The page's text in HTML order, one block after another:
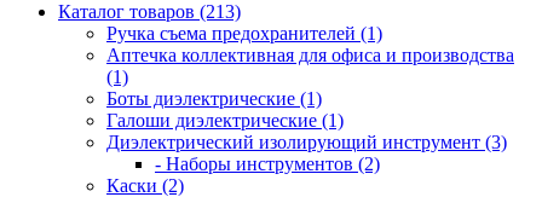
Каталог товаров (213)
Ручка съема предохранителей (1)
Аптечка коллективная для офиса и производства
(1)
Боты диэлектрические (1)
Галоши диэлектрические (1)
Диэлектрический изолирующий инструмент (3)
- Наборы инструментов (2)
Каски (2)